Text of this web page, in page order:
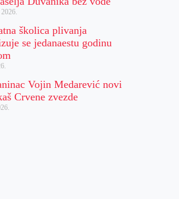
školica plivanja
se jedanaestu godinu
Vojin Medarević novi
Crvene zvezde